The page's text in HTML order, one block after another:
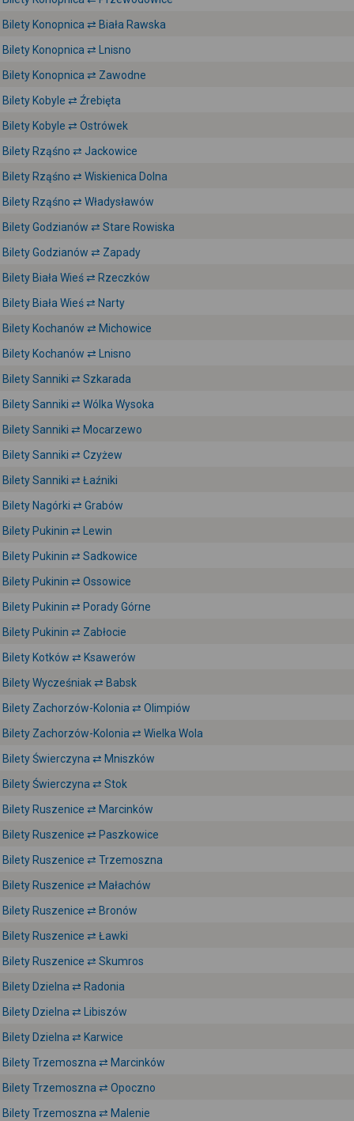
Bilety Konopnica ⇄ Biała Rawska
Bilety Konopnica ⇄ Lnisno
Bilety Konopnica ⇄ Zawodne
Bilety Kobyle ⇄ Źrebięta
Bilety Kobyle ⇄ Ostrówek
Bilety Rząśno ⇄ Jackowice
Bilety Rząśno ⇄ Wiskienica Dolna
Bilety Rząśno ⇄ Władysławów
Bilety Godzianów ⇄ Stare Rowiska
Bilety Godzianów ⇄ Zapady
Bilety Biała Wieś ⇄ Rzeczków
Bilety Biała Wieś ⇄ Narty
Bilety Kochanów ⇄ Michowice
Bilety Kochanów ⇄ Lnisno
Bilety Sanniki ⇄ Szkarada
Bilety Sanniki ⇄ Wólka Wysoka
Bilety Sanniki ⇄ Mocarzewo
Bilety Sanniki ⇄ Czyżew
Bilety Sanniki ⇄ Łaźniki
Bilety Nagórki ⇄ Grabów
Bilety Pukinin ⇄ Lewin
Bilety Pukinin ⇄ Sadkowice
Bilety Pukinin ⇄ Ossowice
Bilety Pukinin ⇄ Porady Górne
Bilety Pukinin ⇄ Zabłocie
Bilety Kotków ⇄ Ksawerów
Bilety Wycześniak ⇄ Babsk
Bilety Zachorzów-Kolonia ⇄ Olimpiów
Bilety Zachorzów-Kolonia ⇄ Wielka Wola
Bilety Świerczyna ⇄ Mniszków
Bilety Świerczyna ⇄ Stok
Bilety Ruszenice ⇄ Marcinków
Bilety Ruszenice ⇄ Paszkowice
Bilety Ruszenice ⇄ Trzemoszna
Bilety Ruszenice ⇄ Małachów
Bilety Ruszenice ⇄ Bronów
Bilety Ruszenice ⇄ Ławki
Bilety Ruszenice ⇄ Skumros
Bilety Dzielna ⇄ Radonia
Bilety Dzielna ⇄ Libiszów
Bilety Dzielna ⇄ Karwice
Bilety Trzemoszna ⇄ Marcinków
Bilety Trzemoszna ⇄ Opoczno
Bilety Trzemoszna ⇄ Malenie